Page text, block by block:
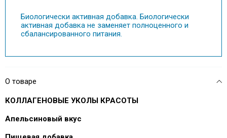
Биологически активная добавка. Биологически
активная добавка не заменяет полноценного и
сбалансированного питания.
О товаре
КОЛЛАГЕНОВЫЕ УКОЛЫ КРАСОТЫ
Апельсиновый вкус